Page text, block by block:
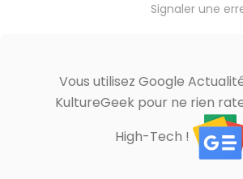
Signaler une
Vous utilisez Google
KultureGeek pour ne rien
High-Tech !